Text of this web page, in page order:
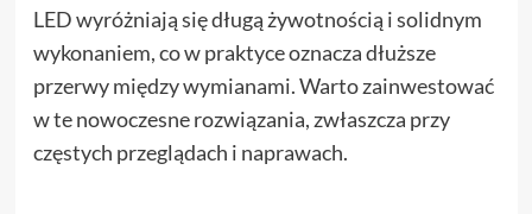
LED wyróżniają się długą żywotnością i solidnym
wykonaniem, co w praktyce oznacza dłuższe
przerwy między wymianami. Warto zainwestować
w te nowoczesne rozwiązania, zwłaszcza przy
częstych przeglądach i naprawach.